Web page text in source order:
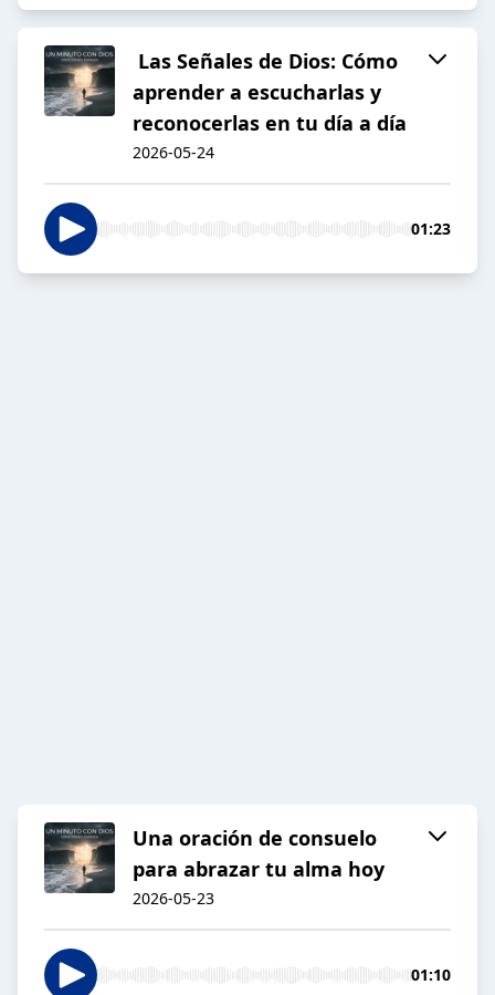
️ Las Señales de Dios: Cómo
aprender a escucharlas y
reconocerlas en tu día a día
2026-05-24
01:23
Una oración de consuelo
para abrazar tu alma hoy
2026-05-23
01:10